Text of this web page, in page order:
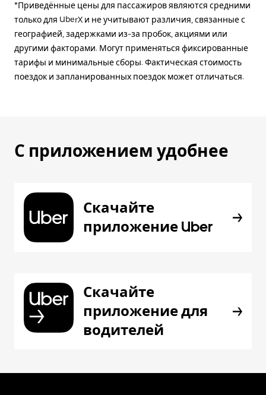
*Приведённые цены для пассажиров являются средними
только для UberX и не учитывают различия, связанные с
географией, задержками из-за пробок, акциями или
другими факторами. Могут применяться фиксированные
тарифы и минимальные сборы. Фактическая стоимость
поездок и запланированных поездок может отличаться.
С приложением удобнее
Скачайте
приложение Uber
Скачайте
приложение для
водителей